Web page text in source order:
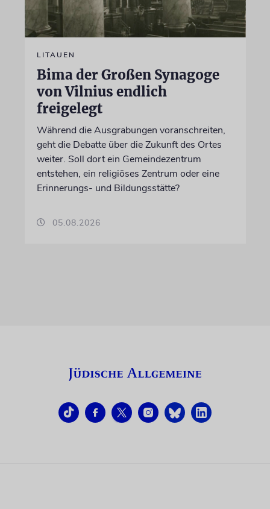
LITAUEN
Bima der Großen Synagoge
von Vilnius endlich
freigelegt
Während die Ausgrabungen voranschreiten,
geht die Debatte über die Zukunft des Ortes
weiter. Soll dort ein Gemeindezentrum
entstehen, ein religiöses Zentrum oder eine
Erinnerungs- und Bildungsstätte?
05.08.2026